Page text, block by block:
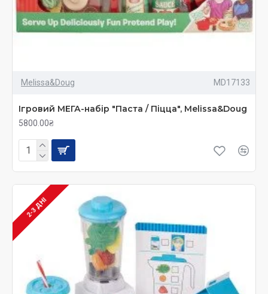
Melissa&Doug MD17133
Ігровий МЕГА-набір "Паста / Піцца", Melissa&Doug
5800.00₴
2-3 ДНІ